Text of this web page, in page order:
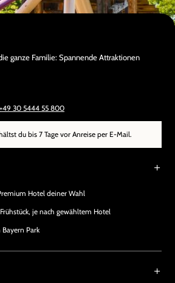
ganze Familie: Spannende Attraktionen
+49 30 5444 55 800
du bis 7 Tage vor Anreise per E-Mail.
Hotel deiner Wahl
je nach gewähltem Hotel
Bayern Park